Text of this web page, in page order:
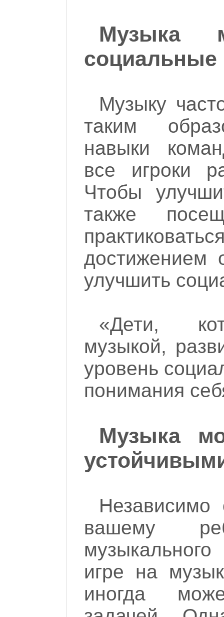
Музыка
социальные
Музыку
таким
навыки
все игроки
Чтобы
также
достижением
улучшить
«Дети,
музыкой,
уровень
понимания
Музыка
Независимо
вашему
игре на
иногда